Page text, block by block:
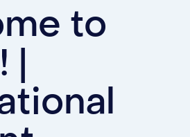
to
|